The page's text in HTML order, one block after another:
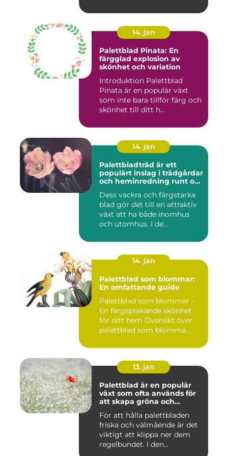
14. jan
Palettblad Pinata: En
färgglad explosion av
skönhet och variation
Introduktion Palettblad
Pinata är en populär växt
som inte bara tillför färg och
skönhet till ditt h...
14. jan
Palettbladträd är ett
populärt inslag i trädgårdar
och heminredning runt om
Dess vackra och färgstarka
blad gör det till en attraktiv
växt att ha både inomhus
och utomhus. I de...
14. jan
Palettblad som blommar:
En omfattande guide
Palettblad som blommar -
En färgsprakande skönhet
för ditt hem Översikt över
palettblad som blomma...
13. jan
Palettblad är en populär
växt som ofta används för
att skapa gröna och
inomhusmiljöer
För att hålla palettbladen
friska och välmående är det
viktigt att klippa ner dem
regelbundet. I den...